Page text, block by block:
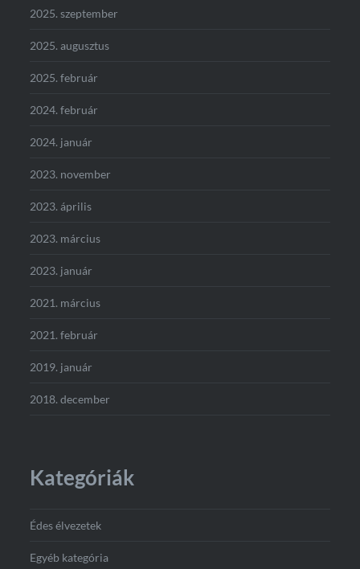
2025. szeptember
2025. augusztus
2025. február
2024. február
2024. január
2023. november
2023. április
2023. március
2023. január
2021. március
2021. február
2019. január
2018. december
Kategóriák
Édes élvezetek
Egyéb kategória